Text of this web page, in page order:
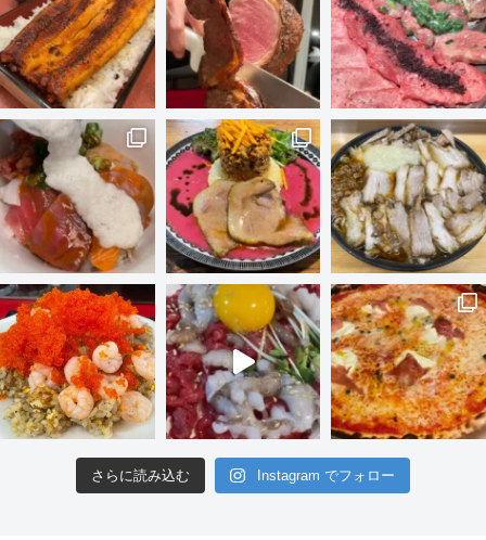
さらに読み込む Instagram でフォロー